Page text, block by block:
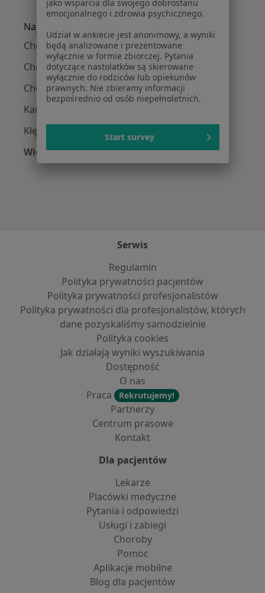
Więcej w kategorii: W pobliżu Rąbienia
Najczęście leczone choroby
Choroby nerek w Rąbieniu
Choroby reumatologiczne w Rąbieniu
Choroby układu moczowego w Rąbieniu
Kamica nerkowa w Rąbieniu
Kłębuszkowe zapalenie nerek w Rąbieniu
Więcej (2)
Więcej w kategorii: Najczęście leczone choroby
Serwis
Regulamin
Polityka prywatności pacjentów
Polityka prywatności profesjonalistów
Polityka prywatności dla profesjonalistów, których
dane pozyskaliśmy samodzielnie
Polityka cookies
Jak działają wyniki wyszukiwania
Dostępność
O nas
Praca
Rekrutujemy!
Partnerzy
Centrum prasowe
Kontakt
Dla pacjentów
Lekarze
Placówki medyczne
Pytania i odpowiedzi
Usługi i zabiegi
Choroby
Pomoc
Aplikacje mobilne
Blog dla pacjentów
jako wsparcia dla swojego dobrostanu
emocjonalnego i zdrowia psychicznego.
Udział w ankiecie jest anonimowy, a wyniki
będą analizowane i prezentowane
wyłącznie w formie zbiorczej. Pytania
dotyczące nastolatków są skierowane
wyłącznie do rodziców lub opiekunów
prawnych. Nie zbieramy informacji
bezpośrednio od osób niepełnoletnich.
Start survey